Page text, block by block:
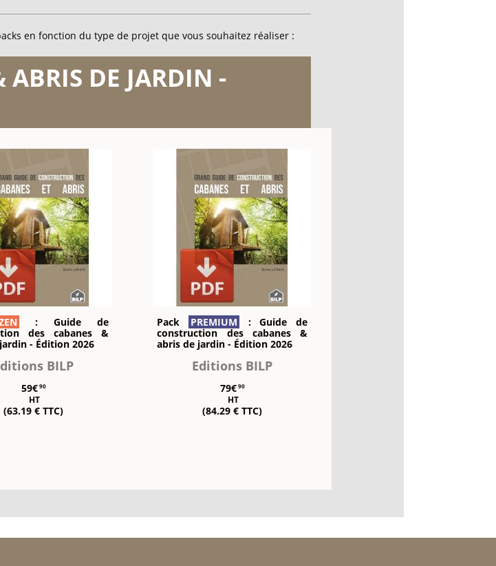
en fonction du type de projet que vous souhaitez réaliser :
DE JARDIN -
: Guide de
des cabanes &
- Édition 2026
BILP
59€90
HT
(63.19 € TTC)
Pack PREMIUM
: Guide de
construction des cabanes &
abris de jardin - Édition 2026
Editions BILP
79€90
HT
(84.29 € TTC)